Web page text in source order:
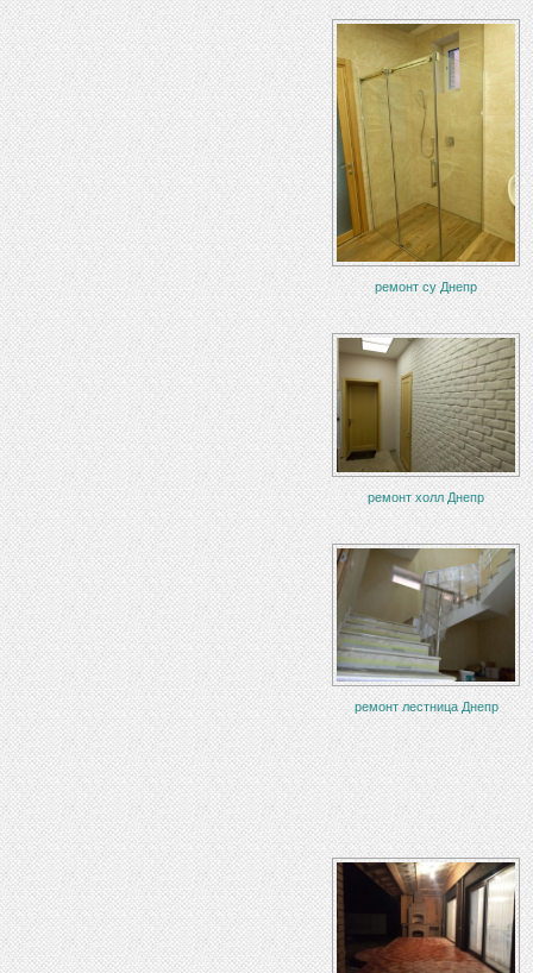
ремонт су Днепр
ремонт холл Днепр
ремонт лестница Днепр